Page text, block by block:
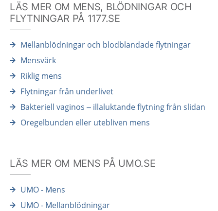
LÄS MER OM MENS, BLÖDNINGAR OCH
FLYTNINGAR PÅ 1177.SE
Mellanblödningar och blodblandade flytningar
Mensvärk
Riklig mens
Flytningar från underlivet
Bakteriell vaginos – illaluktande flytning från slidan
Oregelbunden eller utebliven mens
LÄS MER OM MENS PÅ UMO.SE
UMO - Mens
UMO - Mellanblödningar